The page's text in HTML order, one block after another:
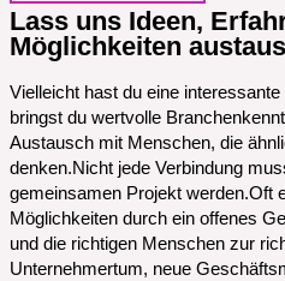
Lass uns Ideen,
Möglichkeiten
Vielleicht hast du eine
bringst du wertvolle
Austausch mit Menschen, die
denken.Nicht jede Verbindung
gemeinsamen Projekt werden.Oft
Möglichkeiten durch ein offenes
und die richtigen Menschen zur
Unternehmertum, neue